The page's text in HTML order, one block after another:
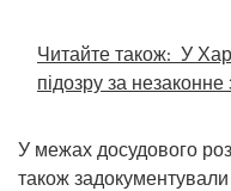
Читайте також: У
підозру за
У межах досудового
також